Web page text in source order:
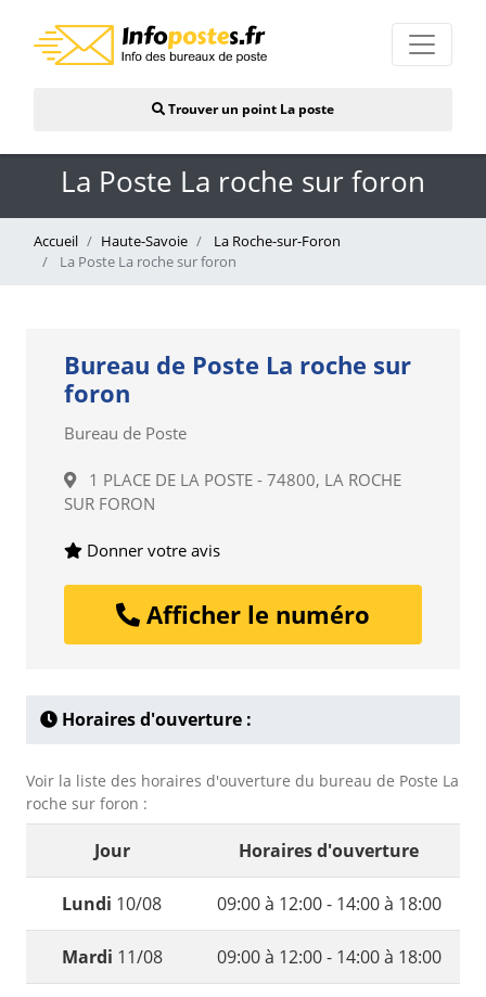
Trouver un point La poste
La Poste La roche sur foron
Accueil Haute-Savoie
La Roche-sur-Foron
La Poste La roche sur foron
Bureau de Poste La roche sur
foron
Bureau de Poste
1 PLACE DE LA POSTE - 74800, LA ROCHE
SUR FORON
Donner votre avis
Afficher le numéro
Horaires d'ouverture :
Voir la liste des horaires d'ouverture du bureau de Poste La
roche sur foron :
Jour Horaires d'ouverture
Lundi 10/08 09:00 à 12:00 - 14:00 à 18:00
Mardi 11/08 09:00 à 12:00 - 14:00 à 18:00